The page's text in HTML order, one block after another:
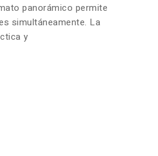
panorámico permite
simultáneamente. La
y